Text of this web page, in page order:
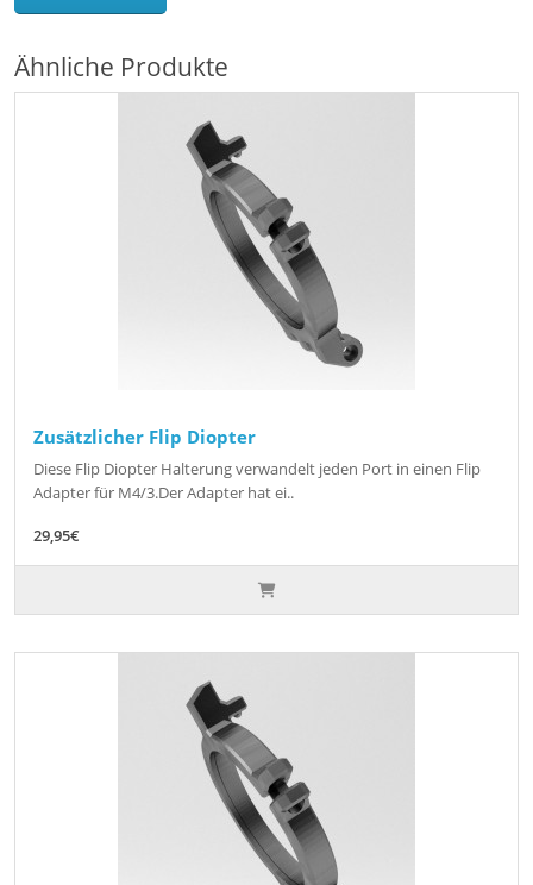
Ähnliche Produkte
Zusätzlicher Flip Diopter
Diese Flip Diopter Halterung verwandelt jeden Port in einen Flip
Adapter für M4/3.Der Adapter hat ei..
29,95€